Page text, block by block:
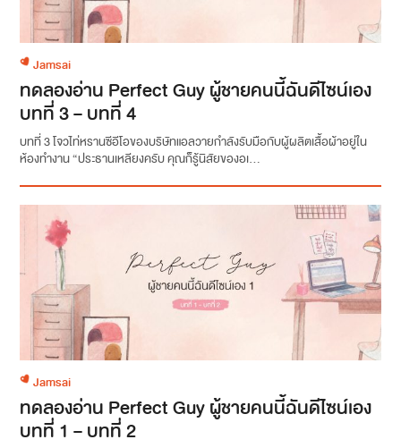
Jamsai
ทดลองอ่าน Perfect Guy ผู้ชายคนนี้ฉันดีไซน์เอง
บทที่ 3 – บทที่ 4
บทที่ 3 โจวไท่หรานซีอีโอของบริษัทแอลวายกำลังรับมือกับผู้ผลิตเสื้อผ้าอยู่ใน
ห้องทำงาน “ประธานเหลียงครับ คุณก็รู้นิสัยของอเ...
Jamsai
ทดลองอ่าน Perfect Guy ผู้ชายคนนี้ฉันดีไซน์เอง
บทที่ 1 – บทที่ 2